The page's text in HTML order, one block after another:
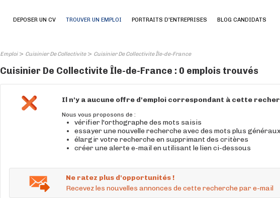
DEPOSER UN CV TROUVER UN EMPLOI PORTRAITS D'ENTREPRISES BLOG CANDIDATS
Emploi> Cuisinier De Collectivite> Cuisinier De Collectivite Île-de-France
Cuisinier De Collectivite Île-de-France : 0 emplois trouvés
Il n'y a aucune offre d'emploi correspondant à cette
Nous vous proposons de :
vérifier l'orthographe des mots saisis
essayer une nouvelle recherche avec des mots plus
élargir votre recherche en supprimant des critères
créer une alerte e-mail en utilisant le lien ci-dessous
Ne ratez plus d'opportunités !
Recevez les nouvelles annonces de cette recherche par e-mail